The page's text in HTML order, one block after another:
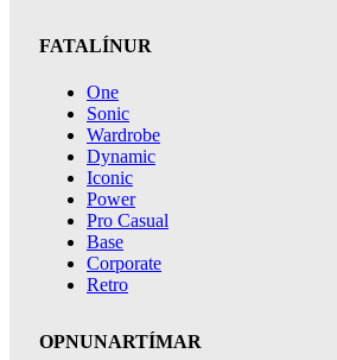
FATALÍNUR
One
Sonic
Wardrobe
Dynamic
Iconic
Power
Pro Casual
Base
Corporate
Retro
OPNUNARTÍMAR